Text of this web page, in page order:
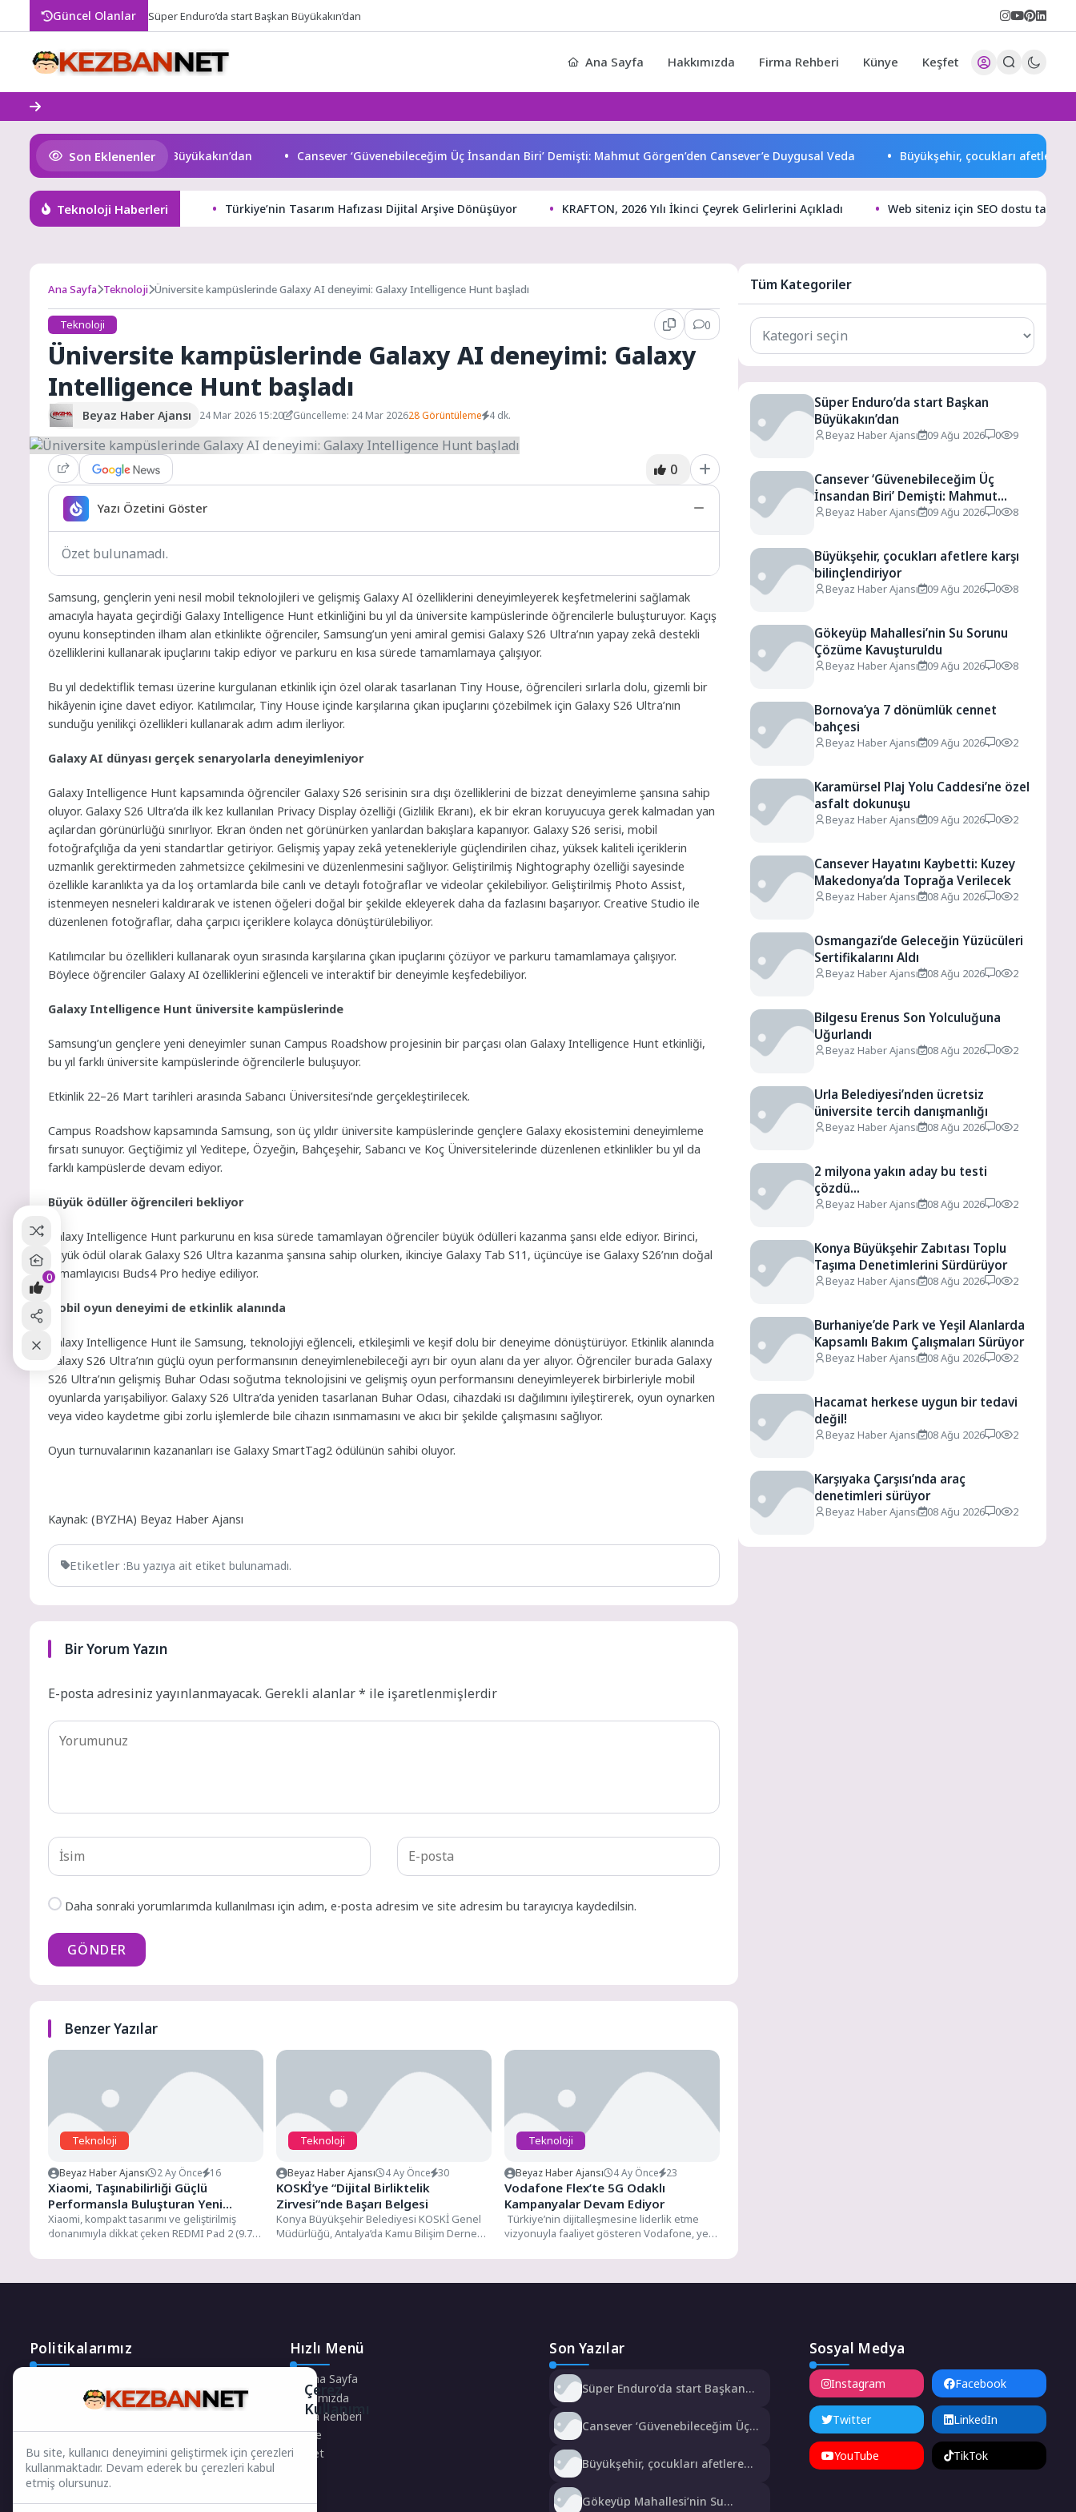
Güncel Olanlar Süper Enduro’da start Başkan Büyükakın’dan
Ana Sayfa Hakkımızda Firma Rehberi Künye Keşfet
Son Eklenenler
Enduro’da start Başkan Büyükakın’dan Cansever ‘Güvenebileceğim Üç İnsandan Biri’ Demişti: Mahmut Görgen’den Cansever’e Duygusal Veda Büyükşehir, çocukları afetlere
Teknoloji Haberleri Türkiye’nin Tasarım Hafızası Dijital Arşive Dönüşüyor KRAFTON, 2026 Yılı İkinci Çeyrek Gelirlerini Açıkladı Web siteniz için SEO dostu
Ana Sayfa Teknoloji Üniversite kampüslerinde Galaxy AI deneyimi: Galaxy Intelligence Hunt başladı
Teknoloji 0
Üniversite kampüslerinde Galaxy AI deneyimi: Galaxy
Intelligence Hunt başladı
Beyaz Haber Ajansı 24 Mar 2026 15:20 Güncelleme: 24 Mar 202628 Görüntüleme 4 dk.
0
Yazı Özetini Göster
Özet bulunamadı.
Samsung, gençlerin yeni nesil mobil teknolojileri ve gelişmiş Galaxy AI özelliklerini deneyimleyerek keşfetmelerini sağlamak
amacıyla hayata geçirdiği Galaxy Intelligence Hunt etkinliğini bu yıl da üniversite kampüslerinde öğrencilerle buluşturuyor. Kaçış
oyunu konseptinden ilham alan etkinlikte öğrenciler, Samsung’un yeni amiral gemisi Galaxy S26 Ultra’nın yapay zekâ destekli
özelliklerini kullanarak ipuçlarını takip ediyor ve parkuru en kısa sürede tamamlamaya çalışıyor.
Bu yıl dedektiflik teması üzerine kurgulanan etkinlik için özel olarak tasarlanan Tiny House, öğrencileri sırlarla dolu, gizemli bir
hikâyenin içine davet ediyor. Katılımcılar, Tiny House içinde karşılarına çıkan ipuçlarını çözebilmek için Galaxy S26 Ultra’nın
sunduğu yenilikçi özellikleri kullanarak adım adım ilerliyor.
Galaxy AI dünyası gerçek senaryolarla deneyimleniyor
Galaxy Intelligence Hunt kapsamında öğrenciler Galaxy S26 serisinin sıra dışı özelliklerini de bizzat deneyimleme şansına sahip
oluyor. Galaxy S26 Ultra’da ilk kez kullanılan Privacy Display özelliği (Gizlilik Ekranı), ek bir ekran koruyucuya gerek kalmadan yan
açılardan görünürlüğü sınırlıyor. Ekran önden net görünürken yanlardan bakışlara kapanıyor. Galaxy S26 serisi, mobil
fotoğrafçılığa da yeni standartlar getiriyor. Gelişmiş yapay zekâ yetenekleriyle güçlendirilen cihaz, yüksek kaliteli içeriklerin
uzmanlık gerektirmeden zahmetsizce çekilmesini ve düzenlenmesini sağlıyor. Geliştirilmiş Nightography özelliği sayesinde
özellikle karanlıkta ya da loş ortamlarda bile canlı ve detaylı fotoğraflar ve videolar çekilebiliyor. Geliştirilmiş Photo Assist,
istenmeyen nesneleri kaldırarak ve istenen öğeleri doğal bir şekilde ekleyerek daha da fazlasını başarıyor. Creative Studio ile
düzenlenen fotoğraflar, daha çarpıcı içeriklere kolayca dönüştürülebiliyor.
Katılımcılar bu özellikleri kullanarak oyun sırasında karşılarına çıkan ipuçlarını çözüyor ve parkuru tamamlamaya çalışıyor.
Böylece öğrenciler Galaxy AI özelliklerini eğlenceli ve interaktif bir deneyimle keşfedebiliyor.
Galaxy Intelligence Hunt üniversite kampüslerinde
Samsung’un gençlere yeni deneyimler sunan Campus Roadshow projesinin bir parçası olan Galaxy Intelligence Hunt etkinliği,
bu yıl farklı üniversite kampüslerinde öğrencilerle buluşuyor.
Etkinlik 22–26 Mart tarihleri arasında Sabancı Üniversitesi’nde gerçekleştirilecek.
Campus Roadshow kapsamında Samsung, son üç yıldır üniversite kampüslerinde gençlere Galaxy ekosistemini deneyimleme
fırsatı sunuyor. Geçtiğimiz yıl Yeditepe, Özyeğin, Bahçeşehir, Sabancı ve Koç Üniversitelerinde düzenlenen etkinlikler bu yıl da
farklı kampüslerde devam ediyor.
Büyük ödüller öğrencileri bekliyor
Galaxy Intelligence Hunt parkurunu en kısa sürede tamamlayan öğrenciler büyük ödülleri kazanma şansı elde ediyor. Birinci,
büyük ödül olarak Galaxy S26 Ultra kazanma şansına sahip olurken, ikinciye Galaxy Tab S11, üçüncüye ise Galaxy S26’nın doğal
tamamlayıcısı Buds4 Pro hediye ediliyor.
Mobil oyun deneyimi de etkinlik alanında
Galaxy Intelligence Hunt ile Samsung, teknolojiyi eğlenceli, etkileşimli ve keşif dolu bir deneyime dönüştürüyor. Etkinlik alanında
Galaxy S26 Ultra’nın güçlü oyun performansının deneyimlenebileceği ayrı bir oyun alanı da yer alıyor. Öğrenciler burada Galaxy
S26 Ultra’nın gelişmiş Buhar Odası soğutma teknolojisini ve gelişmiş oyun performansını deneyimleyerek birbirleriyle mobil
oyunlarda yarışabiliyor. Galaxy S26 Ultra’da yeniden tasarlanan Buhar Odası, cihazdaki ısı dağılımını iyileştirerek, oyun oynarken
veya video kaydetme gibi zorlu işlemlerde bile cihazın ısınmamasını ve akıcı bir şekilde çalışmasını sağlıyor.
Oyun turnuvalarının kazananları ise Galaxy SmartTag2 ödülünün sahibi oluyor.
Kaynak: (BYZHA) Beyaz Haber Ajansı
Etiketler :Bu yazıya ait etiket bulunamadı.
Bir Yorum Yazın
E-posta adresiniz yayınlanmayacak. Gerekli alanlar* ile işaretlenmişlerdir
Daha sonraki yorumlarımda kullanılması için adım, e-posta adresim ve site adresim bu tarayıcıya kaydedilsin.
GÖNDER
Benzer Yazılar
Teknoloji
Beyaz Haber Ajansı 2 Ay Önce 16
Xiaomi, Taşınabilirliği Güçlü
Performansla Buluşturan Yeni
REDMI Pad 2’yi Tanıttı
Xiaomi, kompakt tasarımı ve geliştirilmiş
donanımıyla dikkat çeken REDMI Pad 2 (9.7
Teknoloji
Beyaz Haber Ajansı 4 Ay Önce 30
KOSKİ’ye “Dijital Birliktelik
Zirvesi”nde Başarı Belgesi
Konya Büyükşehir Belediyesi KOSKİ Genel
Müdürlüğü, Antalya’da Kamu Bilişim Derneği
Zirvesi”nde...
Teknoloji
Beyaz Haber Ajansı 4 Ay Önce 23
Vodafone Flex’te 5G Odaklı
Kampanyalar Devam Ediyor
Türkiye’nin dijitalleşmesine liderlik etme
vizyonuyla faaliyet gösteren Vodafone, yeni
ürünlere doğru zamanda erişmesini
Tüm Kategoriler
Tüm
Kategoriler
Süper Enduro’da start Başkan
Büyükakın’dan
Beyaz Haber Ajansı 09 Ağu 2026 0 9
Cansever ‘Güvenebileceğim Üç
İnsandan Biri’ Demişti: Mahmut
Görgen’den Cansever’e Duygusal
Beyaz Haber Ajansı 09 Ağu 2026 0 8
Büyükşehir, çocukları afetlere karşı
bilinçlendiriyor
Beyaz Haber Ajansı 09 Ağu 2026 0 8
Gökeyüp Mahallesi’nin Su Sorunu
Çözüme Kavuşturuldu
Beyaz Haber Ajansı 09 Ağu 2026 0 8
Bornova’ya 7 dönümlük cennet
bahçesi
Beyaz Haber Ajansı 09 Ağu 2026 0 2
Karamürsel Plaj Yolu Caddesi’ne özel
asfalt dokunuşu
Beyaz Haber Ajansı 09 Ağu 2026 0 2
Cansever Hayatını Kaybetti: Kuzey
Makedonya’da Toprağa Verilecek
Beyaz Haber Ajansı 08 Ağu 2026 0 2
Osmangazi’de Geleceğin Yüzücüleri
Sertifikalarını Aldı
Beyaz Haber Ajansı 08 Ağu 2026 0 2
Bilgesu Erenus Son Yolculuğuna
Uğurlandı
Beyaz Haber Ajansı 08 Ağu 2026 0 2
Urla Belediyesi’nden ücretsiz
üniversite tercih danışmanlığı
Beyaz Haber Ajansı 08 Ağu 2026 0 2
2 milyona yakın aday bu testi
çözdü…
Beyaz Haber Ajansı 08 Ağu 2026 0 2
Konya Büyükşehir Zabıtası Toplu
Taşıma Denetimlerini Sürdürüyor
Beyaz Haber Ajansı 08 Ağu 2026 0 2
Burhaniye’de Park ve Yeşil Alanlarda
Kapsamlı Bakım Çalışmaları Sürüyor
Beyaz Haber Ajansı 08 Ağu 2026 0 2
Hacamat herkese uygun bir tedavi
değil!
Beyaz Haber Ajansı 08 Ağu 2026 0 2
Karşıyaka Çarşısı’nda araç
denetimleri sürüyor
Beyaz Haber Ajansı 08 Ağu 2026 0 2
Politikalarımız
Çerez Politikası
Telif Hakları Politikası
Hızlı Menü
Ana Sayfa
Hakkımızda
Firma Rehberi
Künye
Keşfet
Son Yazılar
Süper Enduro’da start Başkan
Cansever ‘Güvenebileceğim Üç
Görgen’den Cansever’e Duygusal
Veda
Büyükşehir, çocukları afetlere
Gökeyüp Mahallesi’nin Su
Sosyal Medya
Instagram Facebook
Twitter LinkedIn
YouTube TikTok
0
Çerez
Kullanımı
Bu site, kullanıcı deneyimini geliştirmek için çerezleri
kullanmaktadır. Devam ederek bu çerezleri kabul
etmiş olursunuz.